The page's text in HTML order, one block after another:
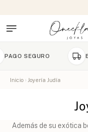
SEGURO
Inicio Joyería Judía
Además de su exótica